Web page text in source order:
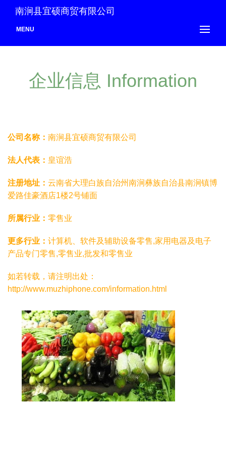
南涧县宜硕商贸有限公司
MENU
企业信息 Information
公司名称： 南涧县宜硕商贸有限公司
法人代表： 皇谊浩
注册地址： 云南省大理白族自治州南涧彝族自治县南涧镇博
爱路佳豪酒店1楼2号铺面
所属行业： 零售业
更多行业： 计算机、软件及辅助设备零售,家用电器及电子
产品专门零售,零售业,批发和零售业
如若转载，请注明出处：
http://www.muzhiphone.com/information.html